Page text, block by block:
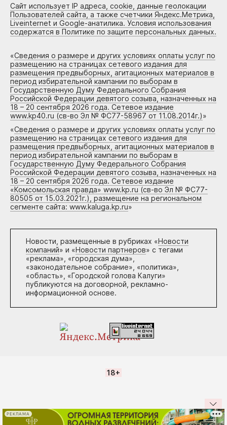
Сайт использует IP адреса, cookie, данные геолокации
Пользователей сайта, а также счетчики Яндекс.Метрика,
Liveinternet и Google-анатилика. Условия использования
содержатся в Политике по защите персональных данных.
«Сведения о размере и других условиях оплаты услуг по
размещению на страницах сетевого издания для
размещения предвыборных, агитационных материалов в
период избирательной кампании по выборам в
Государственную Думу Федерального Собрания
Российской Федерации девятого созыва, назначенных на
18 – 20 сентября 2026 года. Сетевое издание
www.kp40.ru (св-во Эл № ФС77-58967 от 11.08.2014г.)»
«Сведения о размере и других условиях оплаты услуг по
размещению на страницах сетевого издания для
размещения предвыборных, агитационных материалов в
период избирательной кампании по выборам в
Государственную Думу Федерального Собрания
Российской Федерации девятого созыва, назначенных на
18 – 20 сентября 2026 года. Сетевое издание
«Комсомольская правда» www.kp.ru (св-во Эл № ФС77-
80505 от 15.03.2021г.), размещение на региональном
сегменте сайта: www.kaluga.kp.ru»
Новости, размещенные в рубриках «Новости
компаний» и «Новости партнеров» с тегами
«реклама», «городская дума»,
«законодательное собрание», «политика»,
«область», «Городской голова Калуги»
публикуются на договорной, рекламно-
информационной основе.
18+
РЕКЛАМА